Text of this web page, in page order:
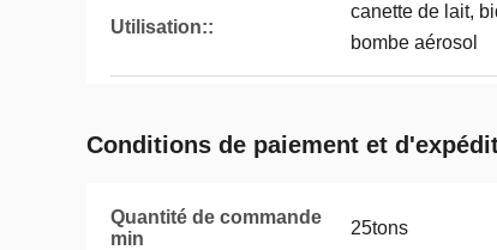
Utilisation::
canette de lait,
bombe aérosol
Conditions de paiement et
Quantité de commande
min
25tons